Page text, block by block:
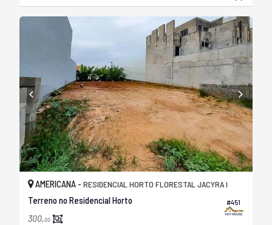
#451
AMERICANA - RESIDENCIAL HORTO FLORESTAL JACYRA I
Terreno no Residencial Horto
300,00